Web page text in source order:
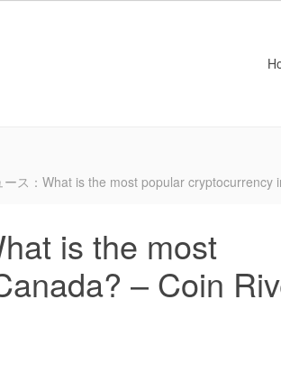
ース：What is the most popular cryptocurrency
is the most
– Coin